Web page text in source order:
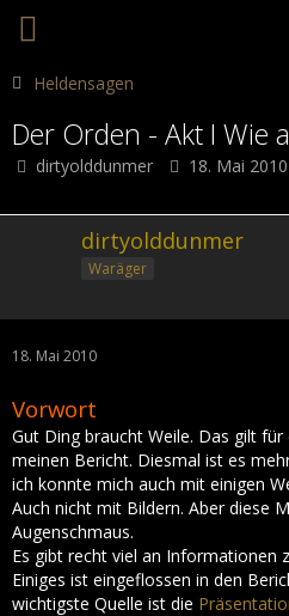
Heldensagen
Der Orden - Akt I Wie
dirtyolddunmer 18. Mai 2010
dirtyolddunmer
Waräger
18. Mai 2010
Vorwort
Gut Ding braucht Weile. Das gilt
meinen Bericht. Diesmal ist es
ich konnte mich auch mit einigen
Auch nicht mit Bildern. Aber diese
Augenschmaus.
Es gibt recht viel an Informationen
Einiges ist eingeflossen in den
wichtigste Quelle ist die